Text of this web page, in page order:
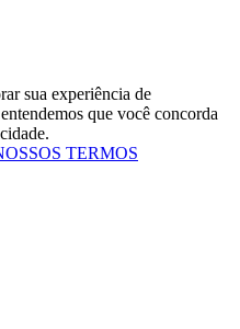
sua experiência de
que você concorda
TERMOS